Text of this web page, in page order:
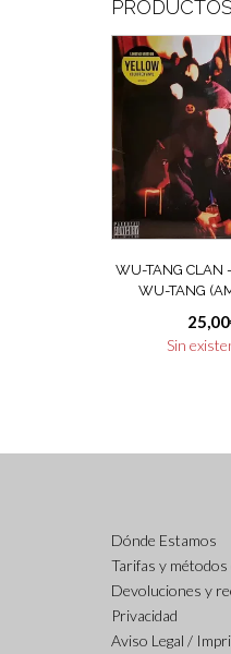
WU-TANG CLAN
WU-TANG
25,00
Sin
Dónde Estamos
Tarifas y métodos
Devoluciones y
Privacidad
Aviso Legal /